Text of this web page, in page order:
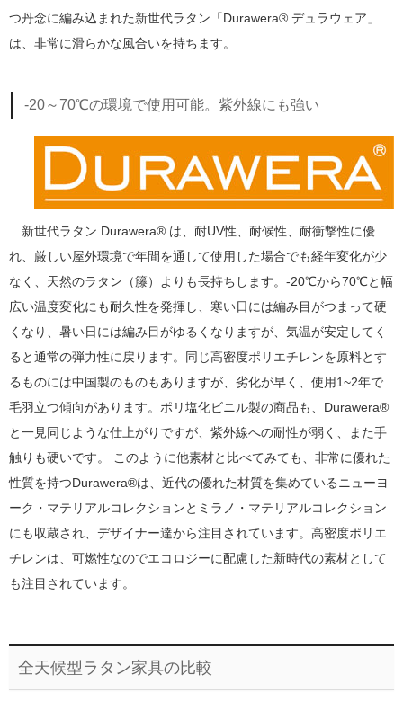
つ丹念に編み込まれた新世代ラタン「Durawera® デュラウェア」
は、非常に滑らかな風合いを持ちます。
-20～70℃の環境で使用可能。紫外線にも強い
新世代ラタン Durawera® は、耐UV性、耐候性、耐衝撃性に優
れ、厳しい屋外環境で年間を通して使用した場合でも経年変化が少
なく、天然のラタン（籐）よりも長持ちします。-20℃から70℃と幅
広い温度変化にも耐久性を発揮し、寒い日には編み目がつまって硬
くなり、暑い日には編み目がゆるくなりますが、気温が安定してく
ると通常の弾力性に戻ります。同じ高密度ポリエチレンを原料とす
るものには中国製のものもありますが、劣化が早く、使用1~2年で
毛羽立つ傾向があります。ポリ塩化ビニル製の商品も、Durawera®
と一見同じような仕上がりですが、紫外線への耐性が弱く、また手
触りも硬いです。 このように他素材と比べてみても、非常に優れた
性質を持つDurawera®は、近代の優れた材質を集めているニューヨ
ーク・マテリアルコレクションとミラノ・マテリアルコレクション
にも収蔵され、デザイナー達から注目されています。高密度ポリエ
チレンは、可燃性なのでエコロジーに配慮した新時代の素材として
も注目されています。
全天候型ラタン家具の比較